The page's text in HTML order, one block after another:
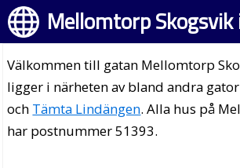
Mellomtorp
Välkommen till gatan Mellomtorp
ligger i närheten av bland andra
och Tämta Lindängen. Alla hus på
har postnummer 51393.